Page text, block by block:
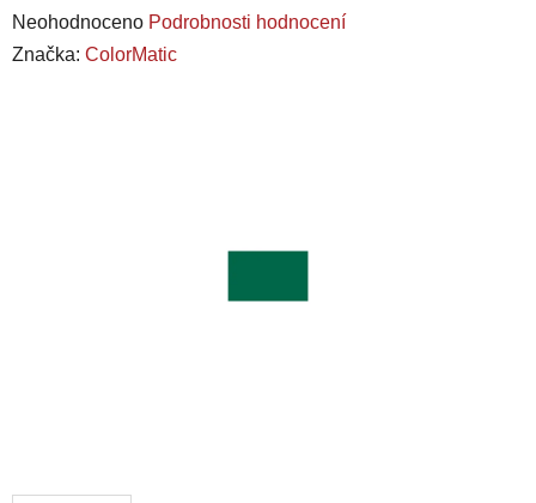
Průměrné
hodnocení
Neohodnoceno Podrobnosti hodnocení
Značka: ColorMatic